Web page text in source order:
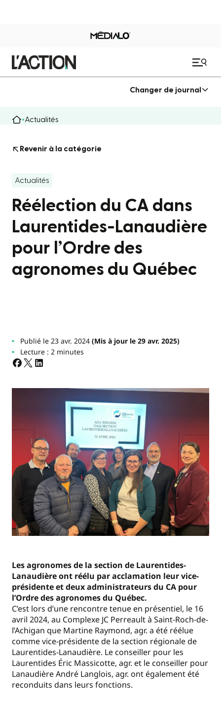
Changer de journal
Actualités
Revenir à la catégorie
Actualités
Réélection du CA dans
Laurentides-Lanaudière
pour l’Ordre des
agronomes du Québec
Publié le 23 avr. 2024(Mis à jour le 29 avr. 2025)
Lecture : 2 minutes
Les agronomes de la section de Laurentides-
Lanaudière ont réélu par acclamation leur vice-
présidente et deux administrateurs du CA pour
l’Ordre des agronomes du Québec.
C’est lors d’une rencontre tenue en présentiel, le 16
avril 2024, au Complexe JC Perreault à Saint-Roch-de-
l’Achigan que Martine Raymond, agr. a été réélue
comme vice-présidente de la section régionale de
Laurentides-Lanaudière. Le conseiller pour les
Laurentides Éric Massicotte, agr. et le conseiller pour
Lanaudière André Langlois, agr. ont également été
reconduits dans leurs fonctions.